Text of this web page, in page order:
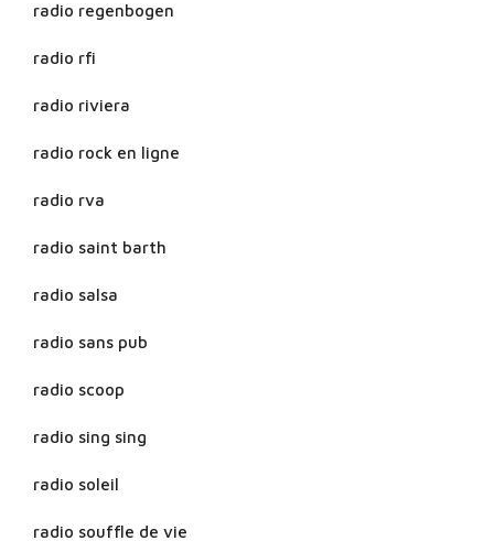
radio regenbogen
radio rfi
radio riviera
radio rock en ligne
radio rva
radio saint barth
radio salsa
radio sans pub
radio scoop
radio sing sing
radio soleil
radio souffle de vie